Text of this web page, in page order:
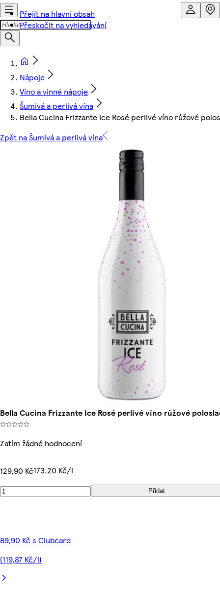
Přejít na hlavní obsah
Přeskočit na vyhledávání
Nápoje
Víno a vinné nápoje
Šumivá a perlivá vína
Bella Cucina Frizzante Ice Rosé perlivé víno růžové
Zpět na Šumivá a perlivá vína
Bella Cucina Frizzante Ice Rosé perlivé víno růžové
Zatím žádné hodnocení
129,90 Kč173,20 Kč/l
Přidat
89,90 Kč s Clubcard
(119,87 Kč/l)